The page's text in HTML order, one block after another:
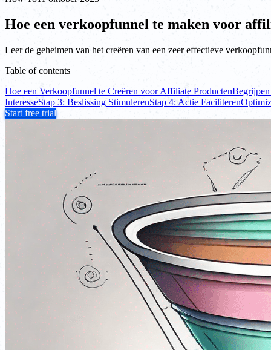
Hoe een verkoopfunnel te maken voor
Leer de geheimen van het creëren van een zeer effectieve
Table of contents
Hoe een Verkoopfunnel te Creëren voor Affiliate Producten
InteresseStap 3: Beslissing StimulerenStap 4: Actie Faciliteren
Start free trial